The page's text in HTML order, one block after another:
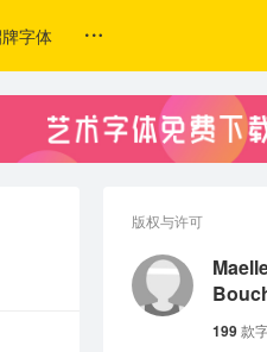
字体
版权与许可
199款